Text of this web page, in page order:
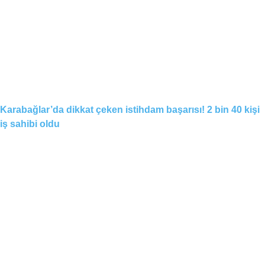
Karabağlar’da dikkat çeken istihdam başarısı! 2 bin 40 kişi
iş sahibi oldu